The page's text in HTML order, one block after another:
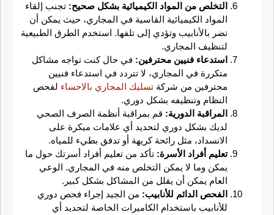
التخلص من المواد الكيميائية بشكل صحيح: تجنب إلقاء
المواد الكيميائية القاسية في المجاري، حيث يمكن أن
تضر بالأنابيب وتؤدي إلى تلفها. استخدم الطرق الطبيعية
لتنظيف المجاري.
استدعاء فنيين محترفين: في حال كنت تواجه مشاكل
متكررة في المجاري، لا تتردد في استدعاء فنيين
محترفين من شركة تسليك المجاري بالاحساء لفحص
النظام وتنظيفه بشكل دوري.
المراقبة الدورية: قم بمراقبة أنظمة الصرف الصحي
لديك بشكل دوري لتحديد أي علامات مبكرة على
الانسداد، مثل رائحة كريهة أو تدفق بطيء للمياه.
تعليم أفراد الأسرة: تأكد من تعليم أفراد أسرتك حول ما
يمكن وما لا يمكن التخلص منه في المجاري. الوعي
العام يمكن أن يقلل من المشاكل بشكل كبير.
الفحص الدائم للأنابيب: من الجيد إجراء فحص دوري
للأنابيب باستخدام الكاميرات الخاصة لتحديد أي